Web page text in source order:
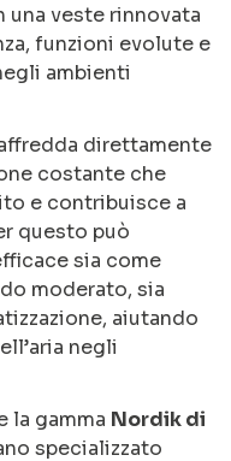
veste rinnovata
funzioni evolute e
ambienti
direttamente
costante che
e contribuisce a
questo può
sia come
moderato, sia
aiutando
negli
la gamma Nordik di
specializzato